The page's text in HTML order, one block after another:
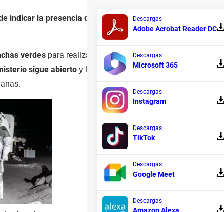
indicar la presencia de agua, materia orgánica o procesos
verdes para realizar análisis químicos detallados y, por lo
sigue abierto y los científicos esperan que el rover
Descargas
Adobe Acrobat Reader DC
Descargas
Microsoft 365
Descargas
Instagram
Descargas
TikTok
Descargas
Google Meet
Descargas